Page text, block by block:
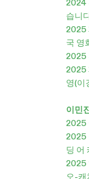
2024
습니
2025
국 영
2025
2025
영(이
이민
2025
2025
딩 어
2025